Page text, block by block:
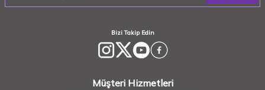
Bizi Takip Edin
Müşteri Hizmetleri